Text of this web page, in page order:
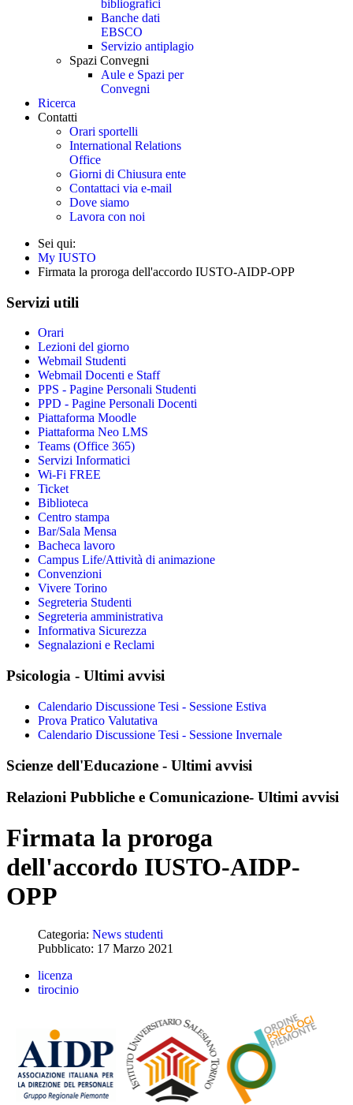
bibliografici
Banche dati
EBSCO
Servizio antiplagio
Spazi Convegni
Aule e Spazi per
Convegni
Ricerca
Contatti
Orari sportelli
International Relations
Office
Giorni di Chiusura ente
Contattaci via e-mail
Dove siamo
Lavora con noi
Sei qui:
My IUSTO
Firmata la proroga dell'accordo IUSTO-AIDP-OPP
Servizi utili
Orari
Lezioni del giorno
Webmail Studenti
Webmail Docenti e Staff
PPS - Pagine Personali Studenti
PPD - Pagine Personali Docenti
Piattaforma Moodle
Piattaforma Neo LMS
Teams (Office 365)
Servizi Informatici
Wi-Fi FREE
Ticket
Biblioteca
Centro stampa
Bar/Sala Mensa
Bacheca lavoro
Campus Life/Attività di animazione
Convenzioni
Vivere Torino
Segreteria Studenti
Segreteria amministrativa
Informativa Sicurezza
Segnalazioni e Reclami
Psicologia - Ultimi avvisi
Calendario Discussione Tesi - Sessione Estiva
Prova Pratico Valutativa
Calendario Discussione Tesi - Sessione Invernale
Scienze dell'Educazione - Ultimi avvisi
Relazioni Pubbliche e Comunicazione- Ultimi avvisi
Firmata la proroga
dell'accordo IUSTO-AIDP-
OPP
Categoria: News studenti
Pubblicato: 17 Marzo 2021
licenza
tirocinio